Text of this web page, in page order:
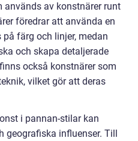
används av konstnärer runt
föredrar att använda en
färg och linjer, medan
och skapa detaljerade
också konstnärer som
vilket gör att deras
i pannan-stilar kan
influenser. Till